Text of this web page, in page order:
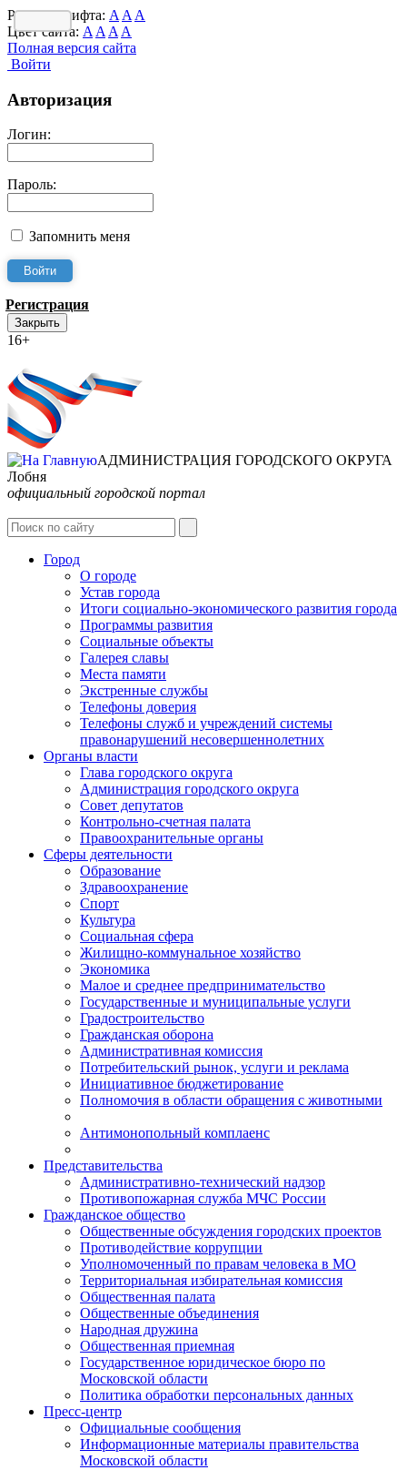
Размер шрифта: A A A
Цвет сайта: A A A A
Полная версия сайта
Войти
Авторизация
Логин:
Пароль:
Запомнить меня
Регистрация
Закрыть
16+
АДМИНИСТРАЦИЯ ГОРОДСКОГО ОКРУГА
Лобня
официальный городской портал
Город
О городе
Устав города
Итоги социально-экономического развития города
Программы развития
Социальные объекты
Галерея славы
Места памяти
Экстренные службы
Телефоны доверия
Телефоны служб и учреждений системы
правонарушений несовершеннолетних
Органы власти
Глава городского округа
Администрация городcкого округа
Совет депутатов
Контрольно-счетная палата
Правоохранительные органы
Сферы деятельности
Образование
Здравоохранение
Спорт
Культура
Социальная сфера
Жилищно-коммунальное хозяйство
Экономика
Малое и среднее предпринимательство
Государственные и муниципальные услуги
Градостроительство
Гражданская оборона
Административная комиссия
Потребительский рынок, услуги и реклама
Инициативное бюджетирование
Полномочия в области обращения с животными
Антимонопольный комплаенс
Представительства
Административно-технический надзор
Противопожарная служба МЧС России
Гражданское общество
Общественные обсуждения городских проектов
Противодействие коррупции
Уполномоченный по правам человека в МО
Территориальная избирательная комиссия
Общественная палата
Общественные объединения
Народная дружина
Общественная приемная
Государственное юридическое бюро по
Московской области
Политика обработки персональных данных
Пресс-центр
Официальные сообщения
Информационные материалы правительства
Московской области